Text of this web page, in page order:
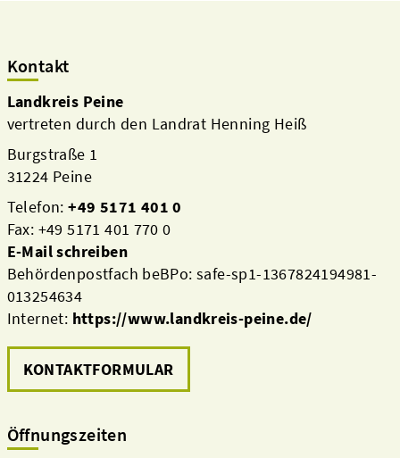
Kontakt
Landkreis Peine
vertreten durch den Landrat Henning Heiß
Burgstraße 1
31224 Peine
Telefon:+49 5171 401 0
Fax: +49 5171 401 770 0
E-Mail schreiben
Behördenpostfach beBPo: safe-sp1-1367824194981-
013254634
Internet: https://www.landkreis-peine.de/
KONTAKTFORMULAR
Öffnungszeiten